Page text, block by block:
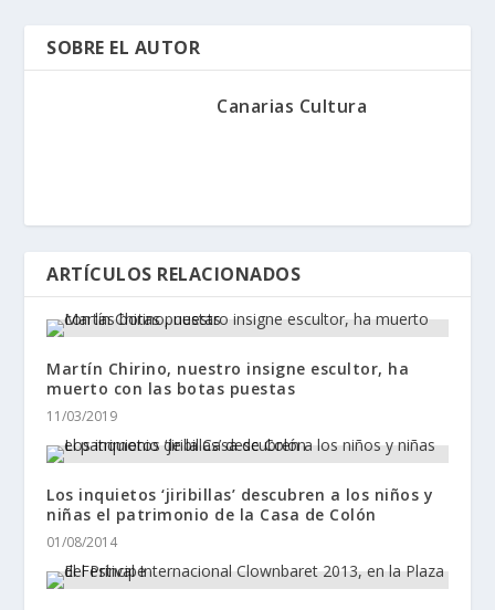
SOBRE EL AUTOR
Canarias Cultura
ARTÍCULOS RELACIONADOS
Martín Chirino, nuestro insigne escultor, ha
muerto con las botas puestas
11/03/2019
Los inquietos ‘jiribillas’ descubren a los niños y
niñas el patrimonio de la Casa de Colón
01/08/2014